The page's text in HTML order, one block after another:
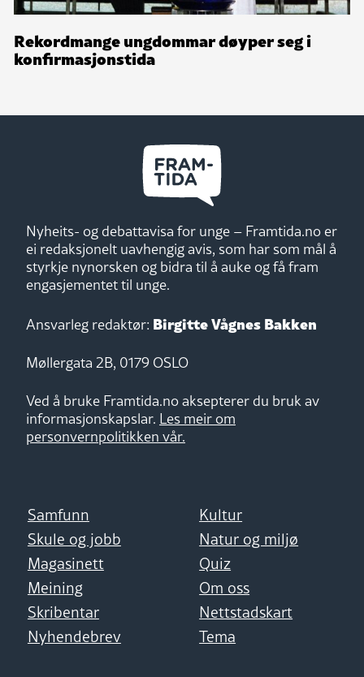
Rekordmange ungdommar døyper seg i
konfirmasjonstida
Nyheits- og debattavisa for unge – Framtida.no er
ei redaksjonelt uavhengig avis, som har som mål å
styrkje nynorsken og bidra til å auke og få fram
engasjementet til unge.
Ansvarleg redaktør: Birgitte Vågnes Bakken
Møllergata 2B, 0179 OSLO
Ved å bruke Framtida.no aksepterer du bruk av
informasjonskapslar. Les meir om
personvernpolitikken vår.
Samfunn
Kultur
Skule og jobb
Natur og miljø
Magasinett
Quiz
Meining
Om oss
Skribentar
Nettstadskart
Nyhendebrev
Tema